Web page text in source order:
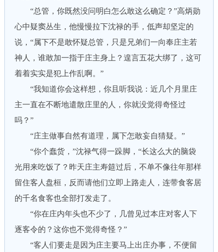
“总管，你既然没问明白怎么敢这么确定？”高炳勋
心中疑窦丛生，他慢慢拉下沈禄的手，低声却坚定的
说，“属下不是敢怀疑总管，只是兄弟们一向奉庄主若
神人，谁敢加一指于庄主身上？遑言五花大绑了，这可
着着实实是犯上作乱啊。”
“我知道你会这样想，你且听我说：近几个月里庄
主一直在不断地遣散庄里的人，你就没觉得奇怪过
吗？”
“庄主做事自然有道理，属下怎敢妄自猜疑。”
“你个蠢货，”沈禄气得一跺脚，“长这么大的脑袋
光用来吃饭了？昨天庄主寿筵过后，不单不像往年那样
留住客人盘桓，反而请他们立即上路走人，连带食客居
的千名食客也全部打发走了。
“你在庄内年头也不少了，几曾见过本庄对客人下
逐客令的？这你也不觉得奇怪？”
“客人们要走是因为庄主要马上出庄办事，不便留